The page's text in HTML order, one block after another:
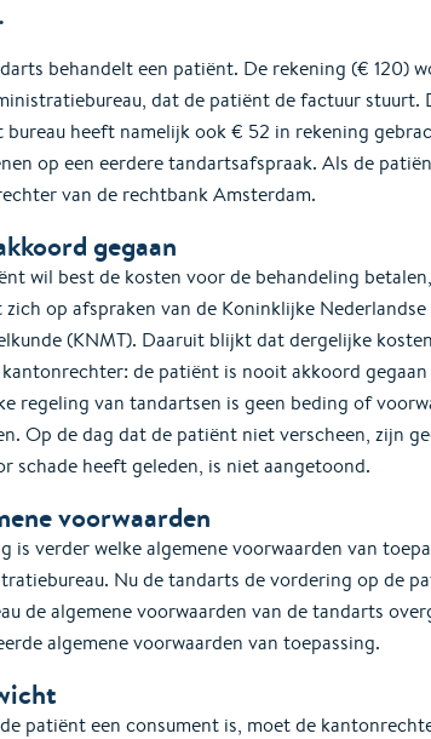
behandelt een patiënt. De rekening (€ 120)
dat de patiënt de factuur
bureau heeft namelijk ook € 52 in rekening
op een eerdere tandartsafspraak. Als de
van de rechtbank Amsterdam.
gegaan
wil best de kosten voor de behandeling
zich op afspraken van de Koninklijke
(KNMT). Daaruit blijkt dat dergelijke
de patiënt is nooit akkoord
regeling van tandartsen is geen beding of
Op de dag dat de patiënt niet verscheen, zijn
schade heeft geleden, is niet aangetoond.
voorwaarden
is verder welke algemene voorwaarden van
Nu de tandarts de vordering op de
de algemene voorwaarden van de tandarts
algemene voorwaarden van toepassing.
patiënt een consument is, moet de